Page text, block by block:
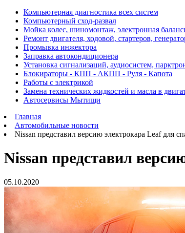
Компьютерная диагностика всех систем
Компьютерный сход-развал
Мойка колес, шиномонтаж, электронная
Ремонт двигателя, ходовой, стартеров,
Промывка инжектора
Заправка автокондиционера
Установка сигнализаций, аудиосистем,
Блокираторы - КПП - АКПП - Руля - Капота
Работы с электрикой
Замена технических жидкостей и масла в
Автосервисы Мытищи
Главная
Автомобильные новости
Nissan представил версию электрокара Leaf для
Nissan представил
05.10.2020